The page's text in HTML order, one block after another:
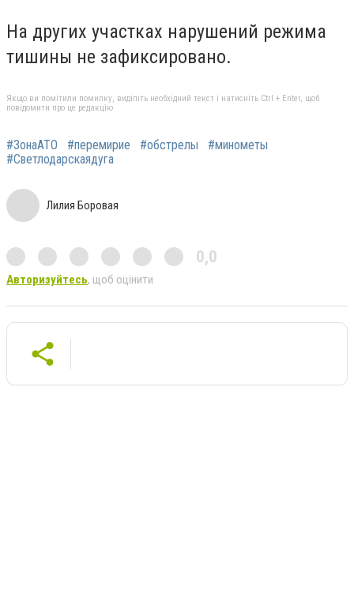
На других участках нарушений режима
тишины не зафиксировано.
Якщо ви помітили помилку, виділіть необхідний текст і натисніть Ctrl + Enter, щоб
повідомити про це редакцію
#ЗонаАТО #перемирие #обстрелы
#минометы
#Светлодарскаядуга
Лилия Боровая
0,0
Авторизуйтесь, щоб оцінити